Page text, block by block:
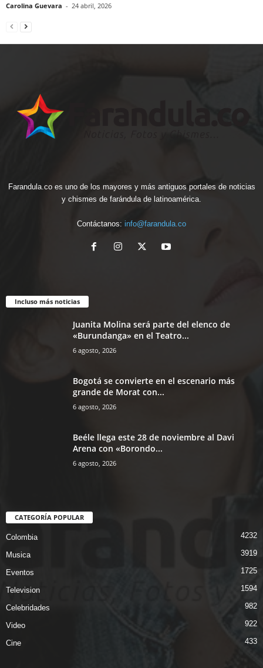
Carolina Guevara - 24 abril, 2026
Farandula.co es uno de los mayores y más antiguos portales de noticias
y chismes de farándula de latinoamérica.
Contáctanos: info@farandula.co
Incluso más noticias
Juanita Molina será parte del elenco de
«Burundanga» en el Teatro...
6 agosto, 2026
Bogotá se convierte en el escenario más
grande de Morat con...
6 agosto, 2026
Beéle llega este 28 de noviembre al Davi
Arena con «Borondo...
6 agosto, 2026
CATEGORÍA POPULAR
Colombia 4232
Musica 3919
Eventos 1725
Television 1594
Celebridades 982
Video 922
Cine 433